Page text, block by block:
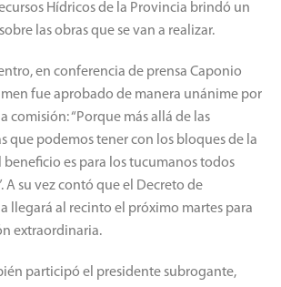
Hídricos de la Provincia brindó un
las obras que se van a realizar.
en conferencia de prensa Caponio
fue aprobado de manera unánime por
comisión: “Porque más allá de las
que podemos tener con los bloques de la
es para los tucumanos todos
A su vez contó que el Decreto de
llegará al recinto el próximo martes para
extraordinaria.
participó el presidente subrogante,